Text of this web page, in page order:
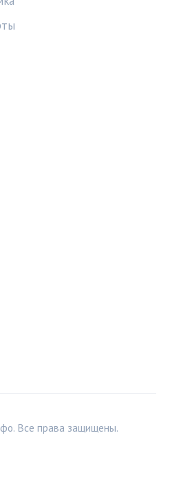
Все права защищены.